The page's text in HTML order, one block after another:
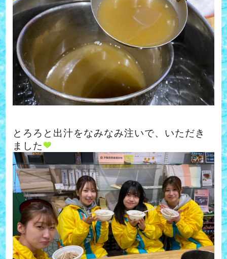
とろろと出汁をなみなみ注いで、いただき
ました